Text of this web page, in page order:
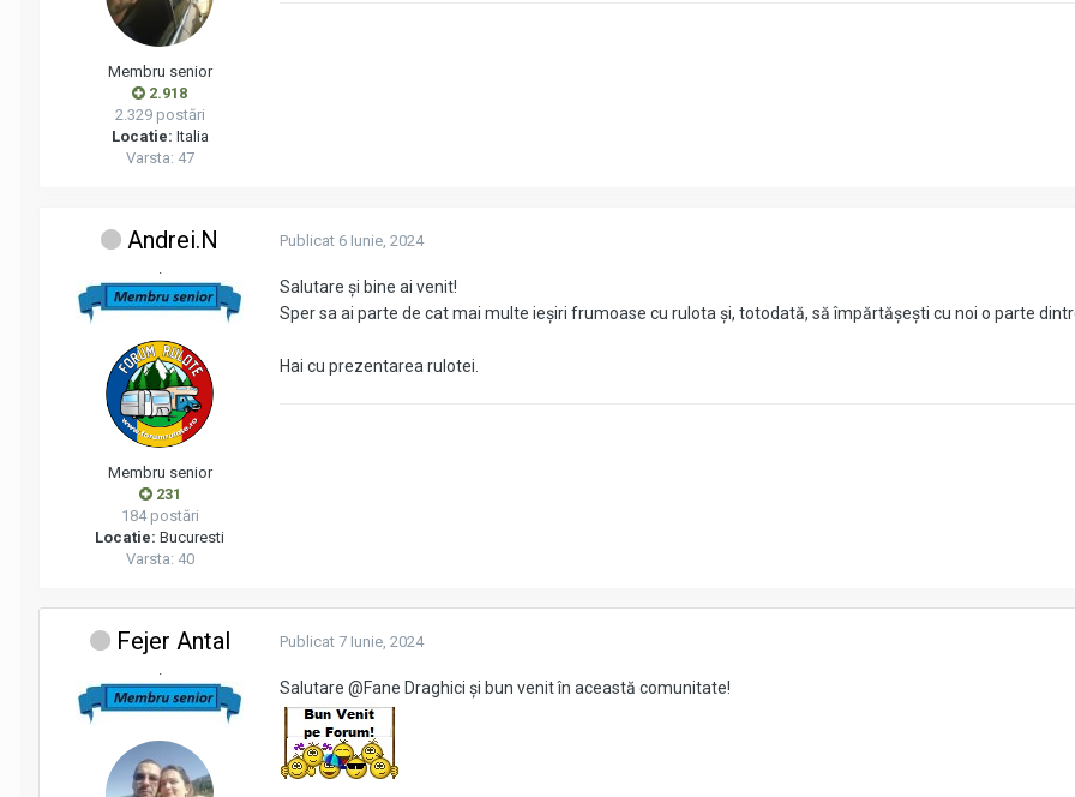
Membru senior
2.918
2.329 postări
Locatie: Italia
Varsta: 47
Andrei.N
.
Membru senior
231
184 postări
Locatie: Bucuresti
Varsta: 40
Publicat 6 Iunie, 2024
Salutare și bine ai venit!
Sper sa ai parte de cat mai multe ieșiri frumoase cu rulota și, totodată, să împărtășești cu noi o parte
Hai cu prezentarea rulotei.
Fejer Antal
.
Publicat 7 Iunie, 2024
Salutare @Fane Draghici și bun venit în această comunitate!